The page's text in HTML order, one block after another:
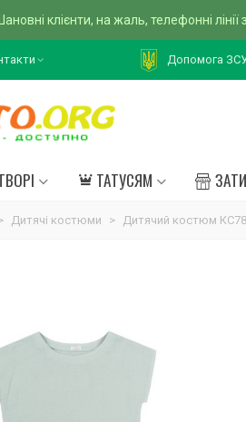
клієнти, на жаль, телефонні
Допомога
ТАТУСЯМ
Дитячі костюми > Дитячий костюм